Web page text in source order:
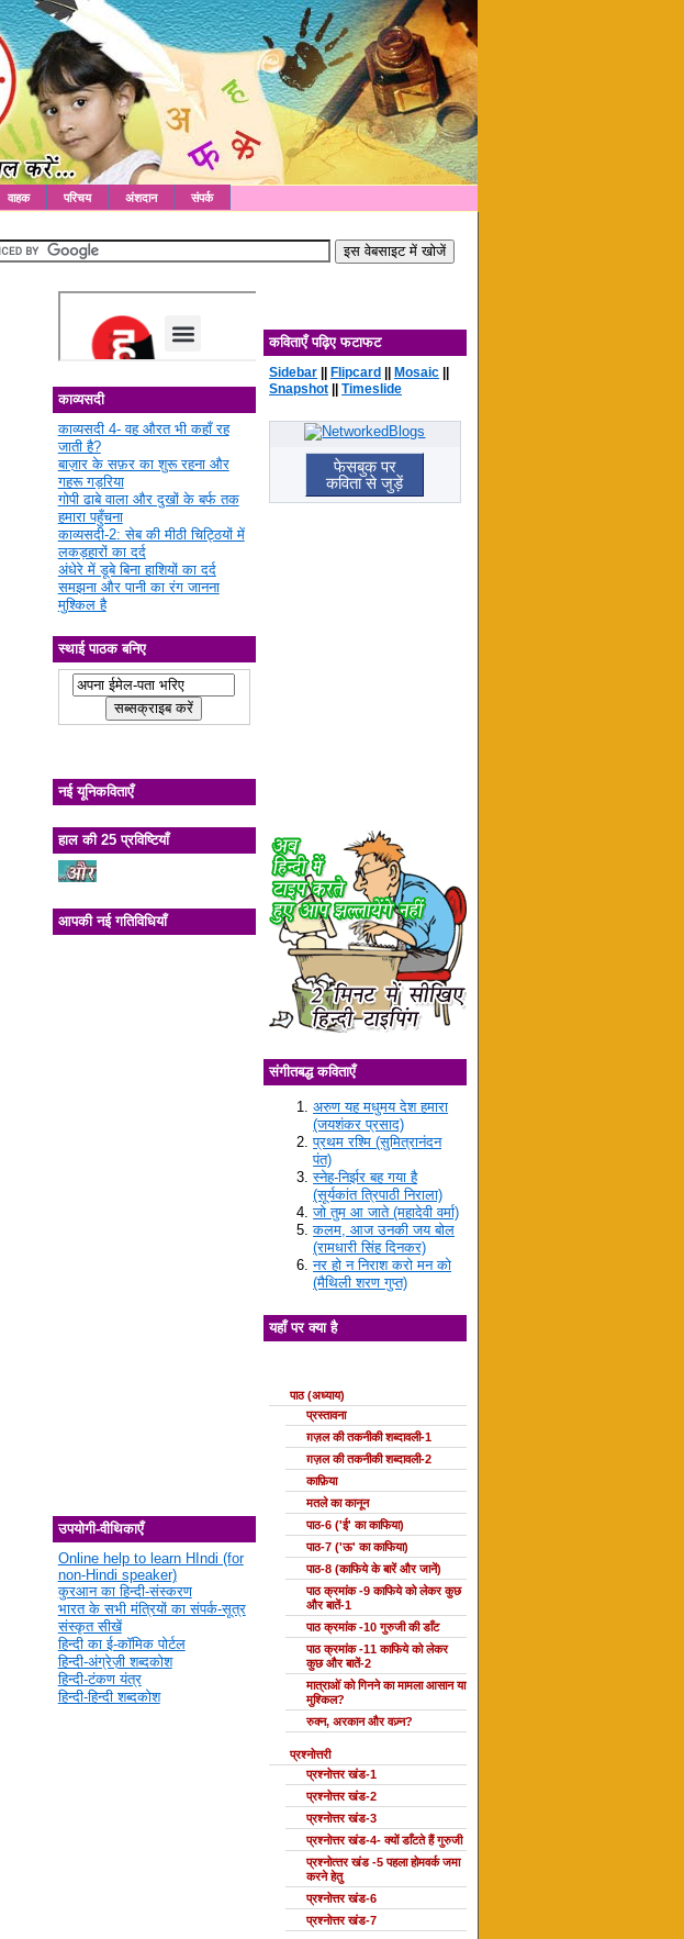
वाहक परिचय अंशदान संपर्क
काव्यसदी
काव्यसदी 4- वह औरत भी कहाँ रह
जाती है?
बाज़ार के सफ़र का शुरू रहना और
गहरू गड़रिया
गोपी ढाबे वाला और दुखों के बर्फ तक
हमारा पहुँचना
काव्यसदी-2: सेब की मीठी चिट्ठियों में
लकड़हारों का दर्द
अंधेरे में डूबे बिना हाशियों का दर्द
समझना और पानी का रंग जानना
मुश्किल है
स्थाई पाठक बनिए
नई यूनिकविताएँ
हाल की 25 प्रविष्टियाँ
आपकी नई गतिविधियाँ
उपयोगी-वीथिकाएँ
Online help to learn HIndi (for
non-Hindi speaker)
कुरआन का हिन्दी-संस्करण
भारत के सभी मंत्रियों का संपर्क-सूत्र
संस्कृत सीखें
हिन्दी का ई-कॉमिक पोर्टल
हिन्दी-अंग्रेज़ी शब्दकोश
हिन्दी-टंकण यंत्र
हिन्दी-हिन्दी शब्दकोश
कविताएँ पढ़िए फटाफट
Sidebar ||Flipcard ||Mosaic ||
Snapshot ||Timeslide
फेसबुक पर
कविता से जुड़ें
संगीतबद्ध कविताएँ
अरुण यह मधुमय देश हमारा
(जयशंकर प्रसाद)
प्रथम रश्मि (सुमित्रानंदन
पंत)
स्नेह-निर्झर बह गया है
(सूर्यकांत त्रिपाठी निराला)
जो तुम आ जाते (महादेवी वर्मा)
कलम, आज उनकी जय बोल
(रामधारी सिंह दिनकर)
नर हो न निराश करो मन को
(मैथिली शरण गुप्त)
यहाँ पर क्या है
पाठ (अध्याय)
प्रस्तावना
ग़ज़ल की तकनीकी शब्दावली-1
ग़ज़ल की तकनीकी शब्दावली-2
काफ़िया
मतले का कानून
पाठ-6 ('ई' का काफिया)
पाठ-7 ('ऊ' का काफिया)
पाठ-8 (काफिये के बारें और जानें)
पाठ क्रमांक -9 काफिये को लेकर कुछ
और बातें-1
पाठ क्रमांक -10 गुरुजी की डाँट
पाठ क्रमांक -11 काफिये को लेकर
कुछ और बातें-2
मात्राओं को गिनने का मामला आसान या
मुश्किल?
रुक्न, अरकान और वज़्न?
प्रश्नोत्तरी
प्रश्नोत्तर खंड-1
प्रश्नोत्तर खंड-2
प्रश्नोत्तर खंड-3
प्रश्नोत्तर खंड-4- क्यों डाँटते हैं गुरुजी
प्रश्‍नोत्‍तर खंड -5 पहला होमवर्क जमा
करने हेतु
प्रश्नोत्तर खंड-6
प्रश्नोत्तर खंड-7